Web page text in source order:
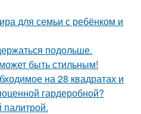
для семьи с ребёнком и
подольше.
быть стильным!
на 28 квадратах и
гардеробной?
палитрой.